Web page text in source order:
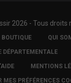
2026 - Tous droits
BOUTIQUE QUI
DÉPARTEMENTALE
MENTIONS
MES PRÉFÉRENCES